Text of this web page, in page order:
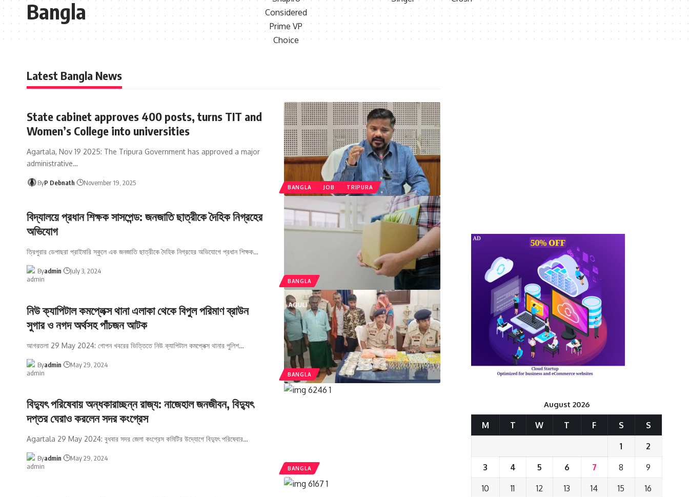
Bangla
Latest Bangla News
BANGLA JOB TRIPURA
State cabinet approves 400 posts, turns TIT and
Women’s College into universities
Agartala, Nov 19 2025: The Tripura Government has approved a major
administrative…
ByP Debnath November 19, 2025
BANGLA
বিদ্যালয়ে প্রধান শিক্ষক সাসপেন্ড: জনজাতি ছাত্রীকে দৈহিক নিগ্রহের
অভিযোগ
ত্রিপুরার ডেপাছরা প্রাইমারি স্কুলে এক জনজাতি ছাত্রীকে দৈহিক নিগ্রহের অভিযোগে প্রধান শিক্ষক…
Byadmin July 3, 2024
BANGLA
নিউ ক্যাপিটাল কমপ্লেক্স থানা এলাকা থেকে বিপুল পরিমাণ ব্রাউন
সুগার ও নগদ অর্থসহ পাঁচজন আটক
আগরতলা 29 May 2024: গোপন খবরের ভিত্তিতে নিউ ক্যাপিটাল কমপ্লেক্স থানার পুলিশ…
Byadmin May 29, 2024
BANGLA
বিদ্যুৎ পরিষেবায় অন্ধকারাচ্ছন্ন রাজ্য: নাজেহাল জনজীবন, বিদ্যুৎ
দপ্তর ঘেরাও করলেন সদর কংগ্রেস
Agartala 29 May 2024: বুধবার সদর জেলা কংগ্রেস কমিটির উদ্যোগে বিদ্যুৎ পরিষেবার…
Byadmin May 29, 2024
August 2026
M T W T F S S
1 2
3 4 5 6 7 8 9
10 11 12 13 14 15 16